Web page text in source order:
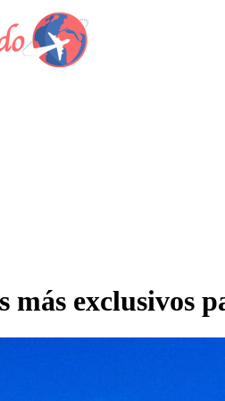
más exclusivos